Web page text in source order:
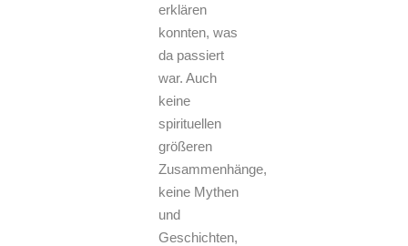
erklären
konnten, was
da passiert
war. Auch
keine
spirituellen
größeren
Zusammenhänge,
keine Mythen
und
Geschichten,